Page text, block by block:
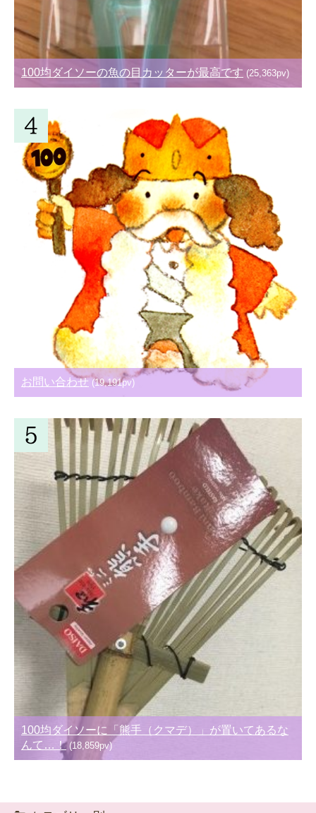
100均ダイソーの魚の目カッターが最高です (25,363pv)
お問い合わせ (19,191pv)
100均ダイソーに「熊手（クマデ）」が置いてあるな
んて…！(18,859pv)